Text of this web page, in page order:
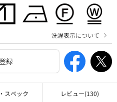
録
洗濯表示について
スペック レビュー(130)